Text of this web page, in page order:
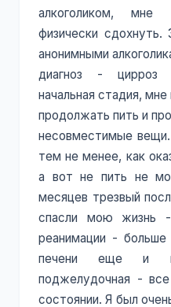
алкоголиком, мне
физически
анонимными
диагноз - цирроз
начальная стадия,
продолжать пить и
несовместимые
тем не менее, как
а вот не пить не
месяцев трезвый
спасли мою жизнь
реанимации -
печени еще и
поджелудочная -
состоянии. Я был